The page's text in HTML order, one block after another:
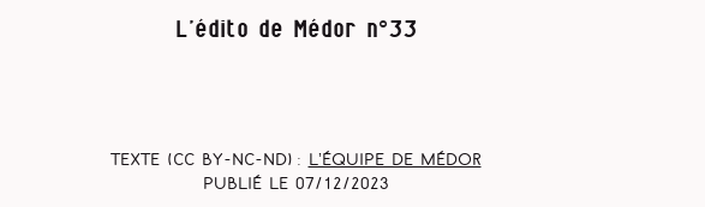
L’édito de Médor n°33
Texte (CC BY-NC-ND) :
L’équipe de Médor
Publié le 07/12/2023